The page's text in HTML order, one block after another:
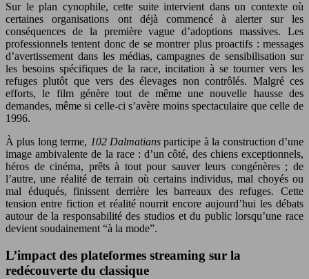
Sur le plan cynophile, cette suite intervient dans un contexte où
certaines organisations ont déjà commencé à alerter sur les
conséquences de la première vague d’adoptions massives. Les
professionnels tentent donc de se montrer plus proactifs : messages
d’avertissement dans les médias, campagnes de sensibilisation sur
les besoins spécifiques de la race, incitation à se tourner vers les
refuges plutôt que vers des élevages non contrôlés. Malgré ces
efforts, le film génère tout de même une nouvelle hausse des
demandes, même si celle-ci s’avère moins spectaculaire que celle de
1996.
À plus long terme, 102 Dalmatians participe à la construction d’une
image ambivalente de la race : d’un côté, des chiens exceptionnels,
héros de cinéma, prêts à tout pour sauver leurs congénères ; de
l’autre, une réalité de terrain où certains individus, mal choyés ou
mal éduqués, finissent derrière les barreaux des refuges. Cette
tension entre fiction et réalité nourrit encore aujourd’hui les débats
autour de la responsabilité des studios et du public lorsqu’une race
devient soudainement “à la mode”.
L’impact des plateformes streaming sur la
redécouverte du classique